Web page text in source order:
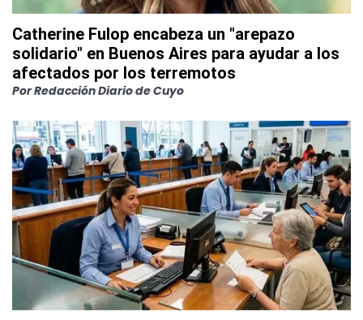
Catherine Fulop encabeza un "arepazo
solidario" en Buenos Aires para ayudar a los
afectados por los terremotos
PorRedacción Diario de Cuyo